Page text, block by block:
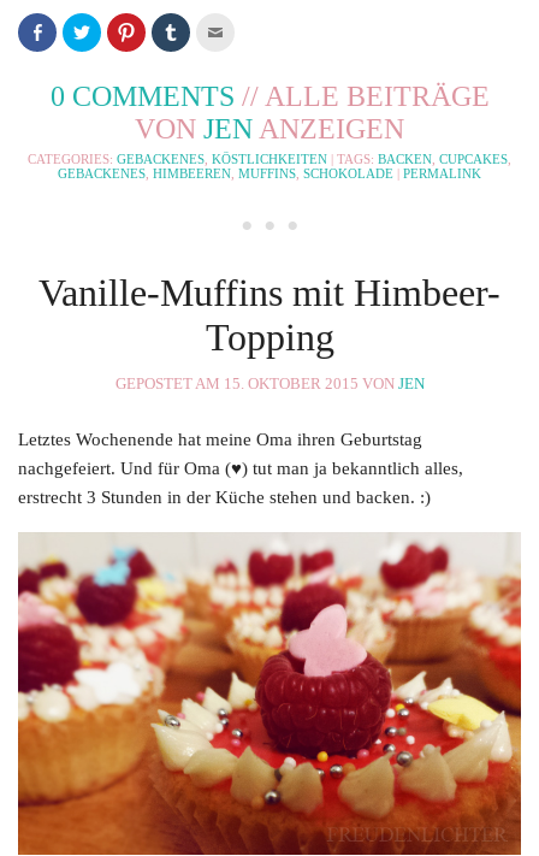
Auf
Facebook
teilen
in
neuem
Klicken,
um
zu
teilen
Fenster
geöffnet)
Klicken,
um
zu
teilen
(Wird
in
neuem
Fenster
geöffnet)
Klicken,
um
zu
teilen
(Wird
in
neuem
Fenster
geöffnet)
Freund
via
E-
Mail
zu
senden
(Wird
Fenster
geöffnet)
0 COMMENTS // ALLE BEITRÄGE
VON JEN ANZEIGEN
CATEGORIES: GEBACKENES KÖSTLICHKEITEN | TAGS: BACKEN CUPCAKES
GEBACKENES HIMBEEREN MUFFINS SCHOKOLADE | PERMALINK
• • •
Vanille-Muffins mit Himbeer-
Topping
GEPOSTET AM 15. OKTOBER 2015 VON JEN
Letztes Wochenende hat meine Oma ihren Geburtstag
nachgefeiert. Und für Oma (♥) tut man ja bekanntlich alles,
erstrecht 3 Stunden in der Küche stehen und backen. :)